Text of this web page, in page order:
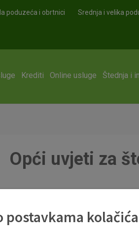
poduzeća i obrtnici Srednja i velika
Krediti Online usluge Štednja i
Opći uvjeti za
postavkama kolačića